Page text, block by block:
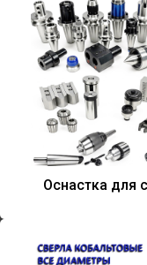
Оснастка для